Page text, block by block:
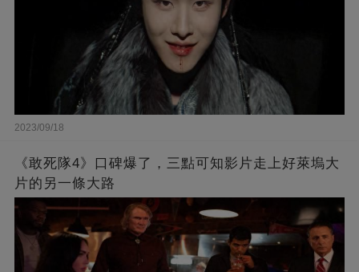
2023/09/18
《敢死隊4》口碑爆了，三點可知影片走上好萊塢大
片的另一條大路